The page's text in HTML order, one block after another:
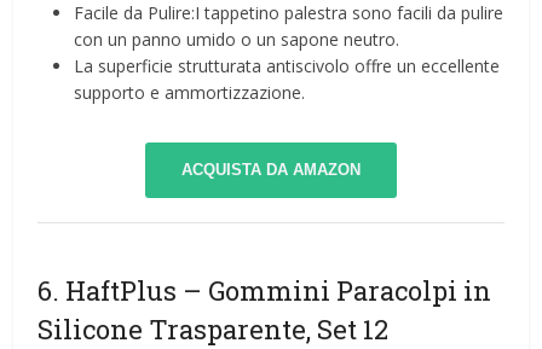
Facile da Pulire:I tappetino palestra sono facili da pulire
con un panno umido o un sapone neutro.
La superficie strutturata antiscivolo offre un eccellente
supporto e ammortizzazione.
ACQUISTA DA AMAZON
6. HaftPlus – Gommini Paracolpi in
Silicone Trasparente, Set 12